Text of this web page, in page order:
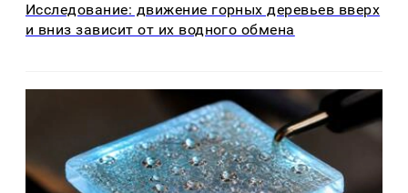
Исследование: движение горных деревьев вверх
и вниз зависит от их водного обмена